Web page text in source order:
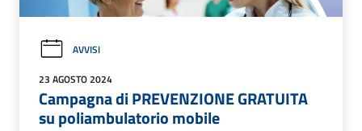
AVVISI
23 AGOSTO 2024
Campagna di PREVENZIONE GRATUITA
su poliambulatorio mobile